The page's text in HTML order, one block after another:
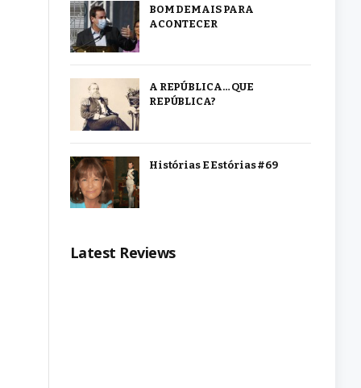
BOM DEMAIS PARA
ACONTECER
A REPÚBLICA… QUE
REPÚBLICA?
Histórias E Estórias #69
Latest Reviews